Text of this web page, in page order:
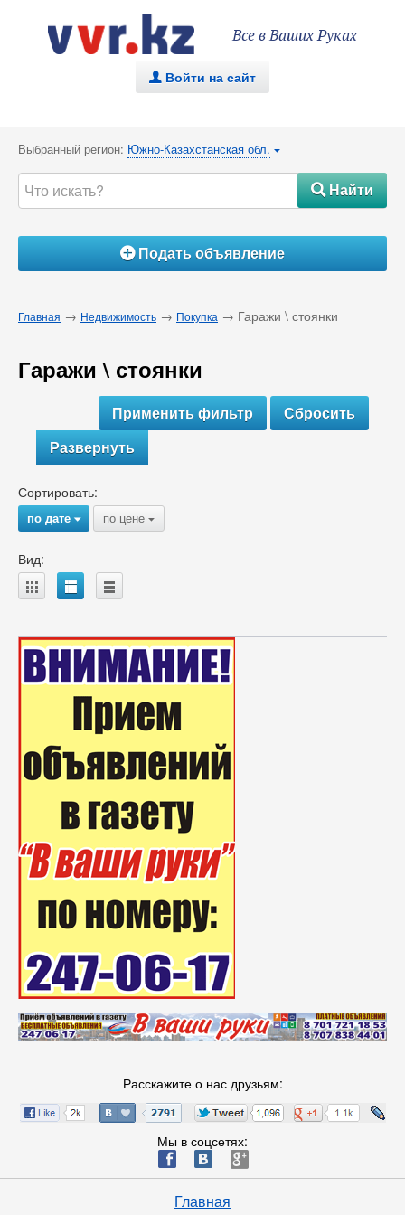
Все в Ваших Руках
. Войти на сайт
Выбранный регион: Южно-Казахстанская обл. {
#Найти
ÁПодать объявление
Главная → Недвижимость → Покупка → Гаражи \ стоянки
Гаражи \ стоянки
Развернуть
Сортировать:
по дате{ по цене {
Вид:
A B C
Расскажите о нас друзьям:
Мы в соцсетях:
ä æ è
Главная